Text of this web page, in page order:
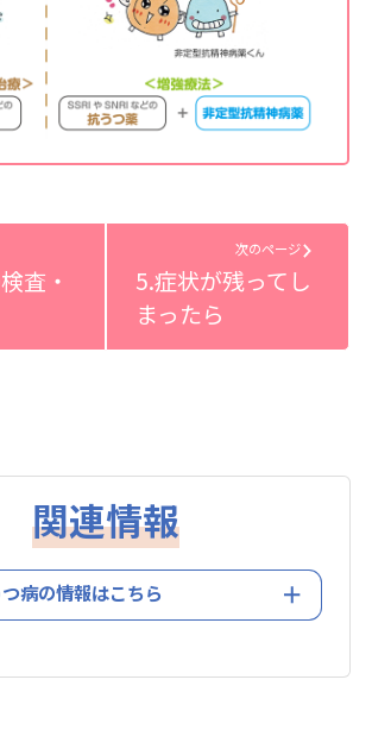
査・
次のページ
5.症状が残ってし
まったら
関連情報
病の情報はこちら